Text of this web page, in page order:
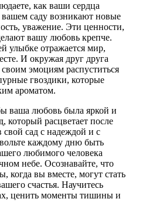
как ваши сердца
вашем саду возникают новые
уважение. Эти ценности,
вашу любовь крепче.
улыбке отражается мир,
И окружая друг друга
эмоциям распуститься
гвоздики, которые
ароматом.
ваша любовь была яркой и
который расцветает после
сад с надеждой и с
каждому дню быть
любимого человека
небе. Осознавайте, что
когда вы вместе, могут стать
счастья. Научитесь
ценить моменты тишины и